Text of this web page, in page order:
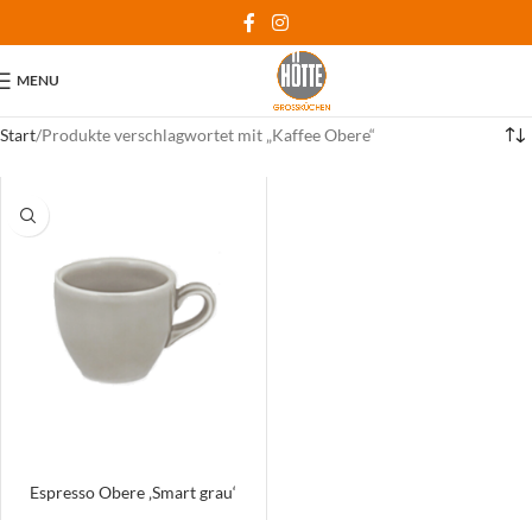
MENU
Start Produkte verschlagwortet mit „Kaffee Obere“
Espresso Obere ‚Smart grau‘